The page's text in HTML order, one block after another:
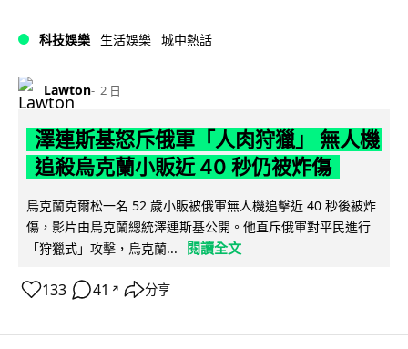
科技娛樂 生活娛樂 城中熱話
Lawton 2 日
澤連斯基怒斥俄軍「人肉狩獵」 無人機
追殺烏克蘭小販近 40 秒仍被炸傷
烏克蘭克爾松一名 52 歲小販被俄軍無人機追擊近 40 秒後被炸
傷，影片由烏克蘭總統澤連斯基公開。他直斥俄軍對平民進行
「狩獵式」攻擊，烏克蘭...
閱讀全文
133 41 ↗ 分享